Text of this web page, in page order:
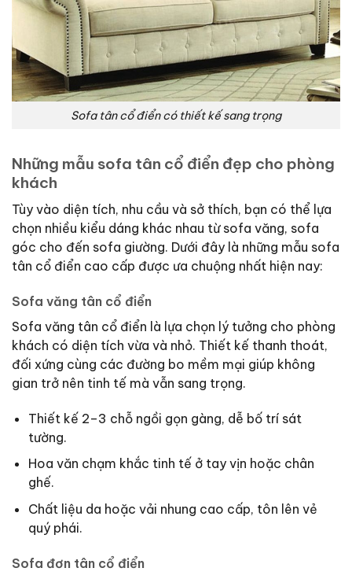
Sofa tân cổ điển có thiết kế sang trọng
Những mẫu sofa tân cổ điển đẹp cho phòng
khách
Tùy vào diện tích, nhu cầu và sở thích, bạn có thể lựa
chọn nhiều kiểu dáng khác nhau từ sofa văng, sofa
góc cho đến sofa giường. Dưới đây là những mẫu sofa
tân cổ điển cao cấp được ưa chuộng nhất hiện nay:
Sofa văng tân cổ điển
Sofa văng tân cổ điển là lựa chọn lý tưởng cho phòng
khách có diện tích vừa và nhỏ. Thiết kế thanh thoát,
đối xứng cùng các đường bo mềm mại giúp không
gian trở nên tinh tế mà vẫn sang trọng.
Thiết kế 2–3 chỗ ngồi gọn gàng, dễ bố trí sát
tường.
Hoa văn chạm khắc tinh tế ở tay vịn hoặc chân
ghế.
Chất liệu da hoặc vải nhung cao cấp, tôn lên vẻ
quý phái.
Sofa đơn tân cổ điển